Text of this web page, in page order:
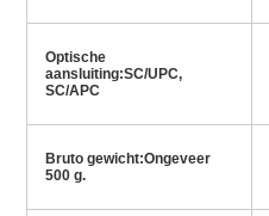
Optische
aansluiting:SC/UPC,
SC/APC
Bruto gewicht:Ongeveer
500 g.